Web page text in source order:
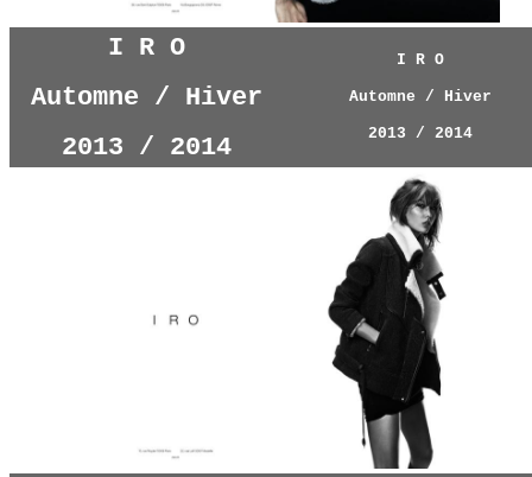
I R O
Automne / Hiver
2013 / 2014
I R O
Automne / Hiver
2013 / 2014